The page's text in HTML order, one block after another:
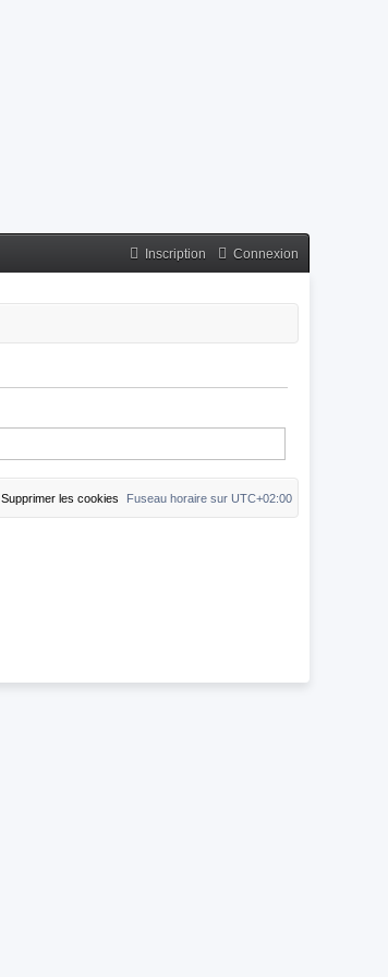
Connexion
Inscription
Fuseau horaire sur UTC+02:00
Supprimer les cookies